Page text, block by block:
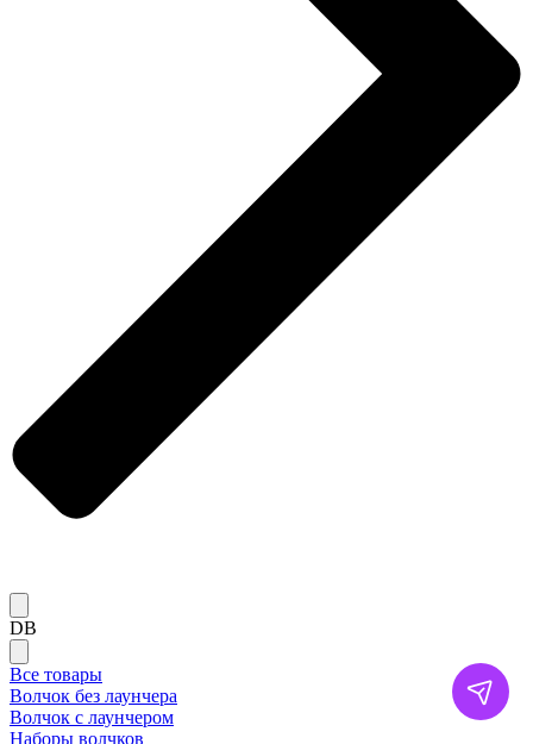
DB
Все товары
Волчок без лаунчера
Волчок с лаунчером
Наборы волчков